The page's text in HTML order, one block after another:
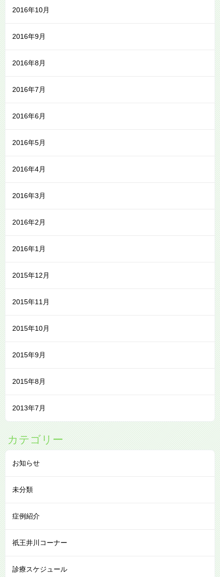
2016年10月
2016年9月
2016年8月
2016年7月
2016年6月
2016年5月
2016年4月
2016年3月
2016年2月
2016年1月
2015年12月
2015年11月
2015年10月
2015年9月
2015年8月
2013年7月
カテゴリー
お知らせ
未分類
症例紹介
祇王井川コーナー
診療スケジュール